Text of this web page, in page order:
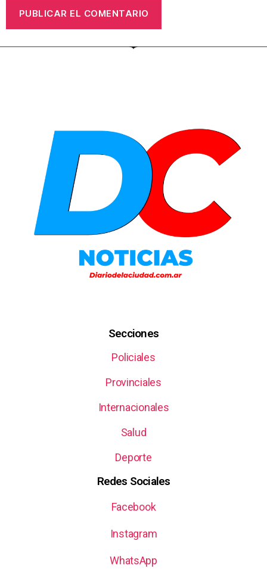
Secciones
Policiales
Provinciales
Internacionales
Salud
Deporte
Redes Sociales
Facebook
Instagram
WhatsApp